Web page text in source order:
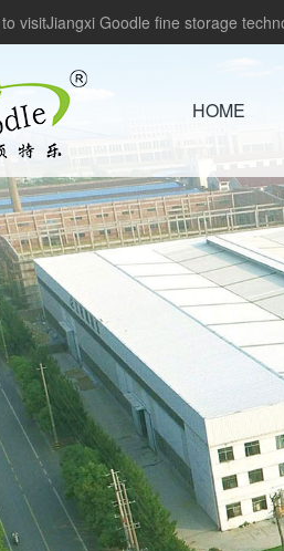
visitJiangxi Goodle fine storage
HOME